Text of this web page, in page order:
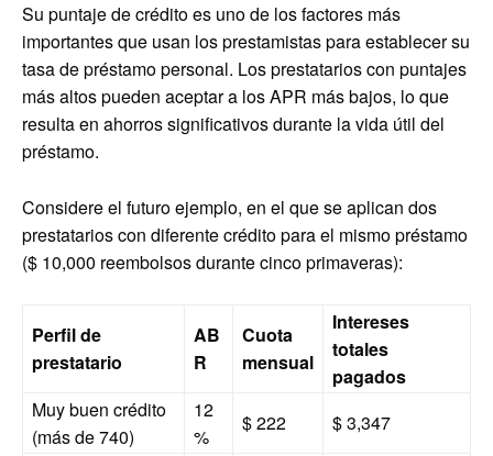
Su puntaje de crédito es uno de los factores más
importantes que usan los prestamistas para establecer su
tasa de préstamo personal. Los prestatarios con puntajes
más altos pueden aceptar a los APR más bajos, lo que
resulta en ahorros significativos durante la vida útil del
préstamo.
Considere el futuro ejemplo, en el que se aplican dos
prestatarios con diferente crédito para el mismo préstamo
($ 10,000 reembolsos durante cinco primaveras):
Perfil de
prestatario
AB
R
Cuota
mensual
Intereses
totales
pagados
Muy buen crédito
(más de 740)
12
%
$ 222 $ 3,347